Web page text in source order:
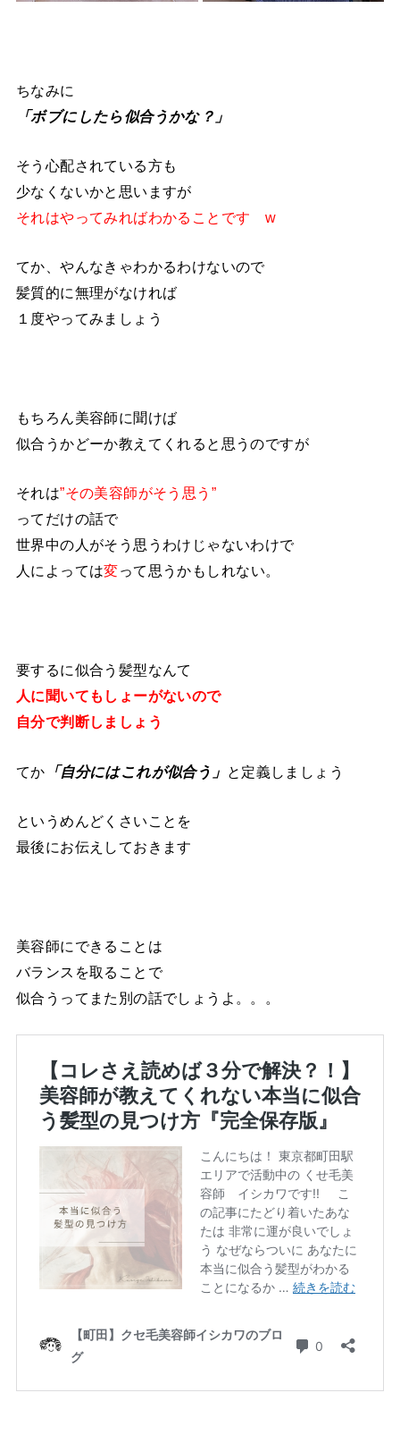
ちなみに
「ボブにしたら似合うかな？」
そう心配されている方も
少なくないかと思いますが
それはやってみればわかることです w
てか、やんなきゃわかるわけないので
髪質的に無理がなければ
１度やってみましょう
もちろん美容師に聞けば
似合うかどーか教えてくれると思うのですが
それは”その美容師がそう思う”
ってだけの話で
世界中の人がそう思うわけじゃないわけで
人によっては変って思うかもしれない。
要するに似合う髪型なんて
人に聞いてもしょーがないので
自分で判断しましょう
てか 「自分にはこれが似合う」 と定義しましょう
というめんどくさいことを
最後にお伝えしておきます
美容師にできることは
バランスを取ることで
似合うってまた別の話でしょうよ。。。